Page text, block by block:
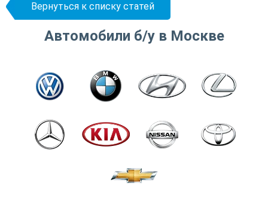
Вернуться к списку статей
Автомобили б/у в Москве